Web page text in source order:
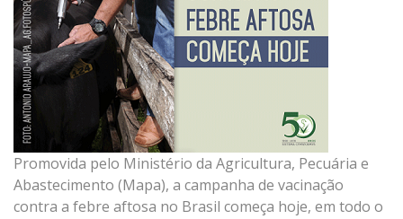
Promovida pelo Ministério da Agricultura, Pecuária e
Abastecimento (Mapa), a campanha de vacinação
contra a febre aftosa no Brasil começa hoje, em todo o